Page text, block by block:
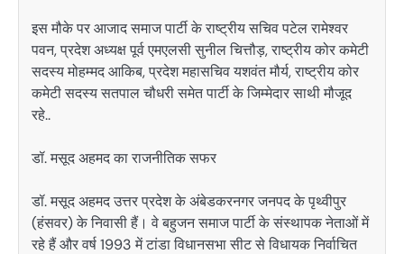
इस मौके पर आजाद समाज पार्टी के राष्ट्रीय सचिव पटेल रामेश्वर
पवन, प्रदेश अध्यक्ष पूर्व एमएलसी सुनील चित्तौड़, राष्ट्रीय कोर कमेटी
सदस्य मोहम्मद आकिब, प्रदेश महासचिव यशवंत मौर्य, राष्ट्रीय कोर
कमेटी सदस्य सतपाल चौधरी समेत पार्टी के जिम्मेदार साथी मौजूद
रहे..
डॉ. मसूद अहमद का राजनीतिक सफर
डॉ. मसूद अहमद उत्तर प्रदेश के अंबेडकरनगर जनपद के पृथ्वीपुर
(हंसवर) के निवासी हैं। वे बहुजन समाज पार्टी के संस्थापक नेताओं में
रहे हैं और वर्ष 1993 में टांडा विधानसभा सीट से विधायक निर्वाचित